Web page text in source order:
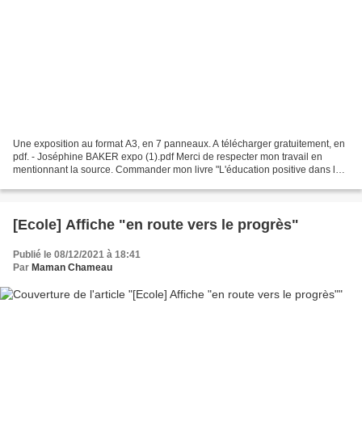
Une exposition au format A3, en 7 panneaux. A télécharger gratuitement, en
pdf. - Joséphine BAKER expo (1).pdf Merci de respecter mon travail en
mentionnant la source. Commander mon livre "L'éducation positive dans la
[Ecole] Affiche "en route vers le progrès"
Publié le 08/12/2021 à 18:41
Par Maman Chameau